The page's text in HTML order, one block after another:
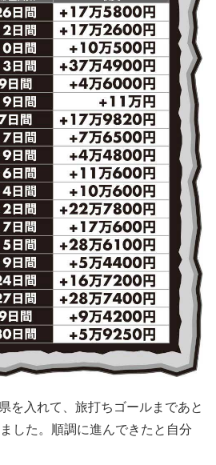
を入れて、旅打ちゴールまであと
した。順調に進んできたと自分